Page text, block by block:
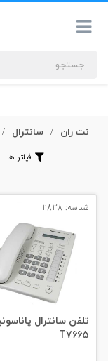
جستجوهای
بیشترین
جستجوهای
#کابل شبکه
نت ران / سانترال /
فیلتر ها
شناسه: 2838
T7665